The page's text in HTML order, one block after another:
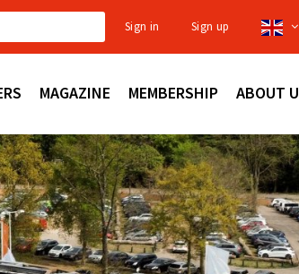
Sign in Sign up
MAGAZINE MEMBERSHIP ABOUT